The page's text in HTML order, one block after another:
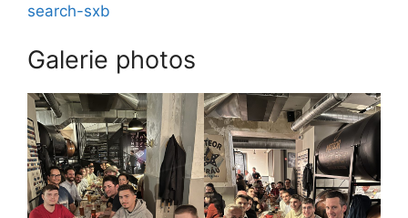
search-sxb
Galerie photos